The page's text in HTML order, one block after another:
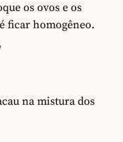
os ovos e os
ficar homogêneo.
na mistura dos